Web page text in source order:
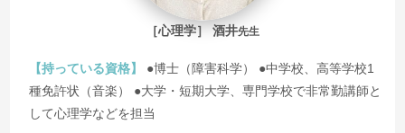
［心理学］ 酒井先生
【持っている資格】
●博士（障害科学） ●中学校、高等学校1
種免許状（音楽） ●大学・短期大学、専門学校で非常勤講師と
して心理学などを担当